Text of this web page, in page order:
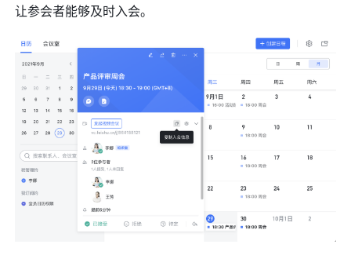
让参会者能够及时入会。